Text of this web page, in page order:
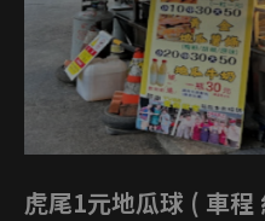
虎尾1元地瓜球 ( 車程